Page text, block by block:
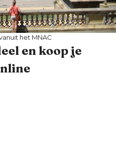
het MNAC
en koop je